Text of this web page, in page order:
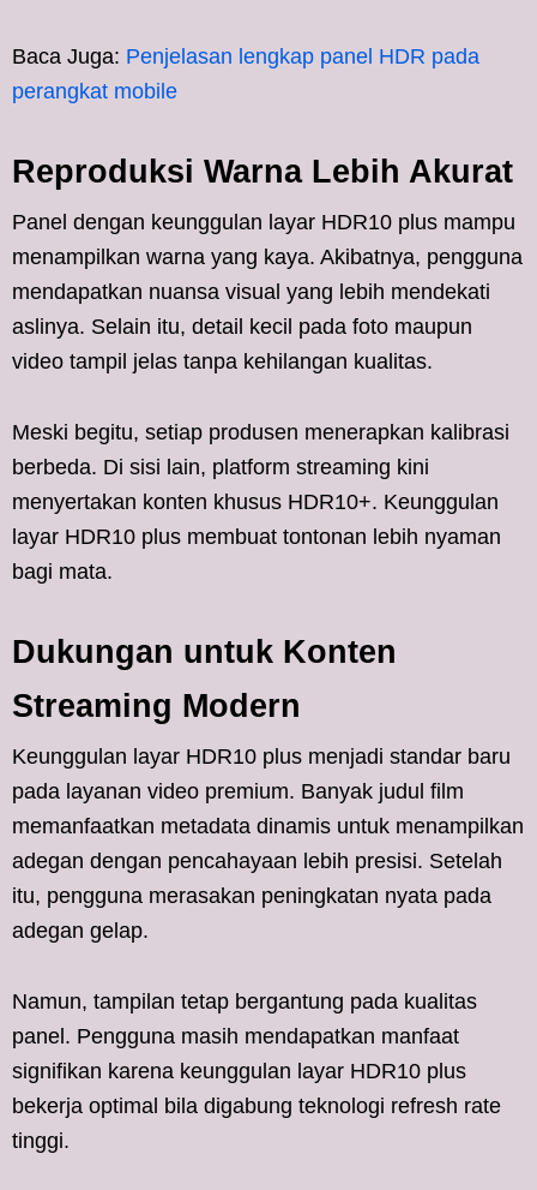
Baca Juga: Penjelasan lengkap panel HDR pada
perangkat mobile
Reproduksi Warna Lebih Akurat
Panel dengan keunggulan layar HDR10 plus mampu
menampilkan warna yang kaya. Akibatnya, pengguna
mendapatkan nuansa visual yang lebih mendekati
aslinya. Selain itu, detail kecil pada foto maupun
video tampil jelas tanpa kehilangan kualitas.
Meski begitu, setiap produsen menerapkan kalibrasi
berbeda. Di sisi lain, platform streaming kini
menyertakan konten khusus HDR10+. Keunggulan
layar HDR10 plus membuat tontonan lebih nyaman
bagi mata.
Dukungan untuk Konten
Streaming Modern
Keunggulan layar HDR10 plus menjadi standar baru
pada layanan video premium. Banyak judul film
memanfaatkan metadata dinamis untuk menampilkan
adegan dengan pencahayaan lebih presisi. Setelah
itu, pengguna merasakan peningkatan nyata pada
adegan gelap.
Namun, tampilan tetap bergantung pada kualitas
panel. Pengguna masih mendapatkan manfaat
signifikan karena keunggulan layar HDR10 plus
bekerja optimal bila digabung teknologi refresh rate
tinggi.